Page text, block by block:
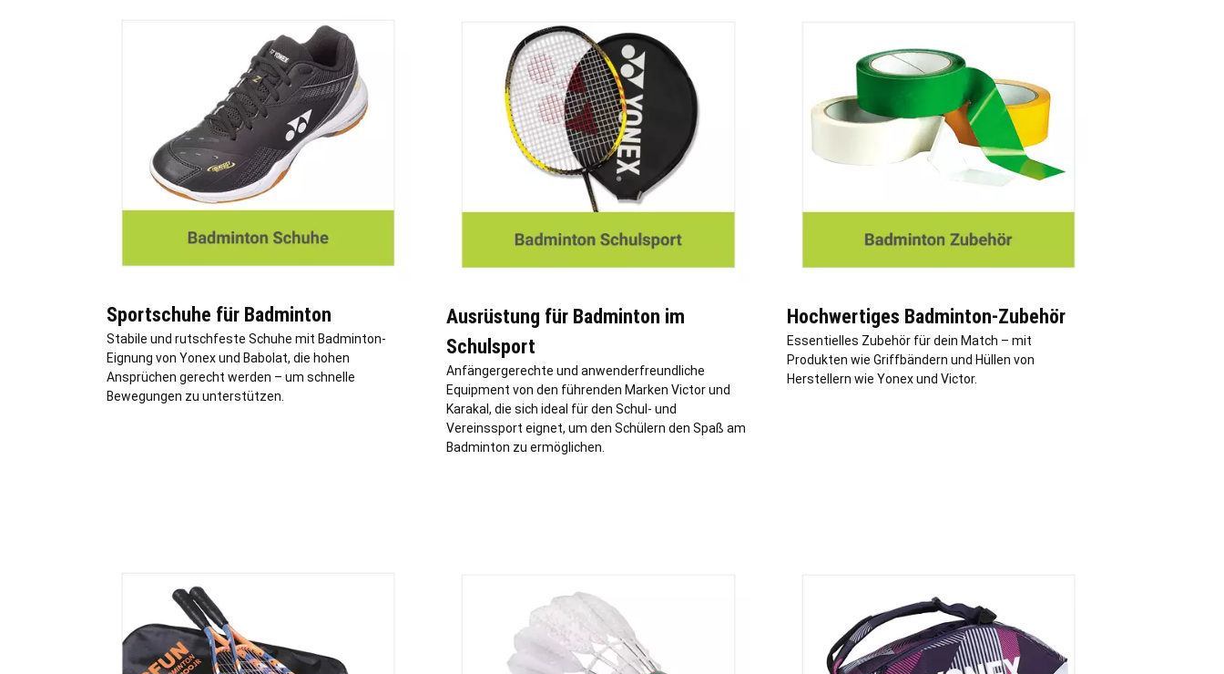
Sportschuhe für Badminton
Stabile und rutschfeste Schuhe mit Badminton-
Eignung von Yonex und Babolat, die hohen
Ansprüchen gerecht werden – um schnelle
Bewegungen zu unterstützen.
Ausrüstung für Badminton im
Schulsport
Anfängergerechte und anwenderfreundliche
Equipment von den führenden Marken Victor und
Karakal, die sich ideal für den Schul- und
Vereinssport eignet, um den Schülern den Spaß am
Badminton zu ermöglichen.
Hochwertiges Badminton-Zubehör
Essentielles Zubehör für dein Match – mit
Produkten wie Griffbändern und Hüllen von
Herstellern wie Yonex und Victor.